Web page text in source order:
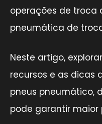
operações de troca
pneumática de
Neste artigo,
recursos e as dicas
pneus pneumático,
pode garantir maior